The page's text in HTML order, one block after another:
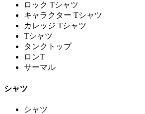
ロック Tシャツ
キャラクター Tシャツ
カレッジ Tシャツ
Tシャツ
タンクトップ
ロンT
サーマル
シャツ
シャツ